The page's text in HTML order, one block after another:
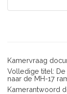
Kamervraag
Volledige titel:
naar de MH-17
Kamerantwoord